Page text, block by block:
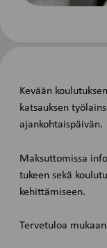
Kevään
katsauksen
ajankohtaispäivän.
Maksuttomissa
tukeen sekä
kehittämiseen.
Tervetuloa